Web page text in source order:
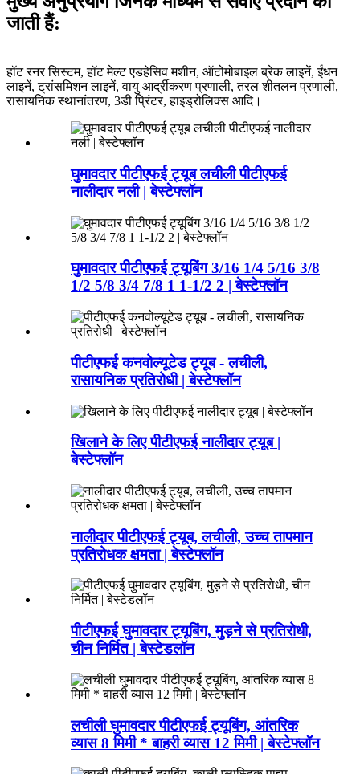
जाती हैं:
हॉट रनर सिस्टम, हॉट मेल्ट एडहेसिव मशीन, ऑटोमोबाइल ब्रेक लाइनें, ईंधन
लाइनें, ट्रांसमिशन लाइनें, वायु आर्द्रीकरण प्रणाली, तरल शीतलन प्रणाली,
रासायनिक स्थानांतरण, 3डी प्रिंटर, हाइड्रोलिक्स आदि।
घुमावदार पीटीएफई ट्यूब लचीली पीटीएफई
नालीदार नली | बेस्टेफ्लॉन
घुमावदार पीटीएफई ट्यूबिंग 3/16 1/4 5/16 3/8
1/2 5/8 3/4 7/8 1 1-1/2 2 | बेस्टेफ्लॉन
पीटीएफई कनवोल्यूटेड ट्यूब - लचीली,
रासायनिक प्रतिरोधी | बेस्टेफ्लॉन
खिलाने के लिए पीटीएफई नालीदार ट्यूब |
बेस्टेफ्लॉन
नालीदार पीटीएफई ट्यूब, लचीली, उच्च तापमान
प्रतिरोधक क्षमता | बेस्टेफ्लॉन
पीटीएफई घुमावदार ट्यूबिंग, मुड़ने से प्रतिरोधी,
चीन निर्मित | बेस्टेडलॉन
लचीली घुमावदार पीटीएफई ट्यूबिंग, आंतरिक
व्यास 8 मिमी * बाहरी व्यास 12 मिमी | बेस्टेफ्लॉन